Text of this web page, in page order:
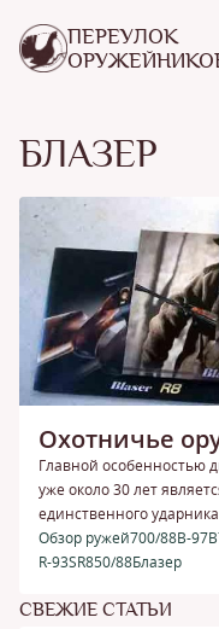
ПЕРЕУЛОК
БЛАЗЕР
Охотничье
Главной особенностью
уже около 30 лет
единственного
Обзор ружей700/88B-97
R-93SR850/88Блазер
СВЕЖИЕ СТАТЬИ